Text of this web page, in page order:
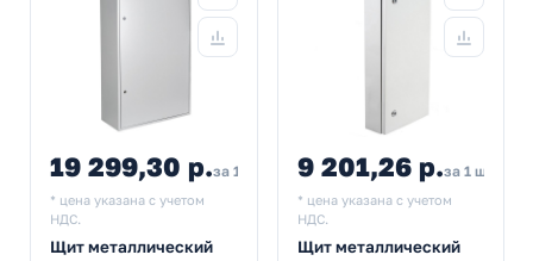
19 299,30 р.за 1 шт
* цена указана с учетом
НДС.
Щит металлический
9 201,26 р.за 1 шт
* цена указана с учетом
НДС.
Щит металлический